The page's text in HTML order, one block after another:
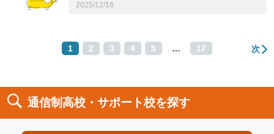
2025/12/16
1 2 3 4 5 … 17 次
通信制高校・サポート校を探す